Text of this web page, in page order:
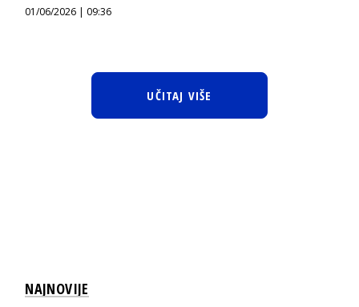
01/06/2026 | 09:36
UČITAJ VIŠE
NAJNOVIJE